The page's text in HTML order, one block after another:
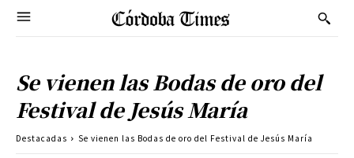
Se vienen las Bodas de oro del
Festival de Jesús María
Destacadas Se vienen las Bodas de oro del Festival de Jesús María